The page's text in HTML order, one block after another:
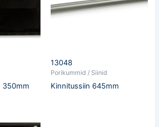
350mm
13048
Porikummid / Siinid
Kinnitussiin 645mm